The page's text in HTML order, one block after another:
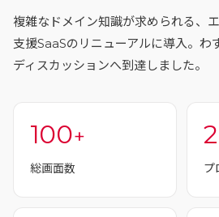
複雑なドメイン知識が求められる、
支援SaaSのリニューアルに導入。わ
ディスカッションへ到達しました。
100+
総画面数
2
プ